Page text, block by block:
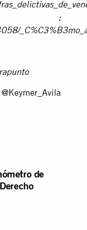
@Keymer_Avila
de